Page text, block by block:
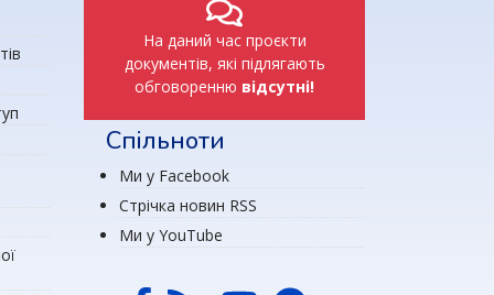
На даний час проєкти
документів, які підлягають
обговоренню відсутні!
Спільноти
Ми у Facebook
Стрічка новин RSS
Ми у YouTube